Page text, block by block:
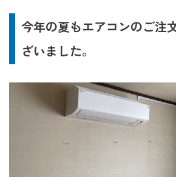
今年の夏もエアコンのご注
ざいました。